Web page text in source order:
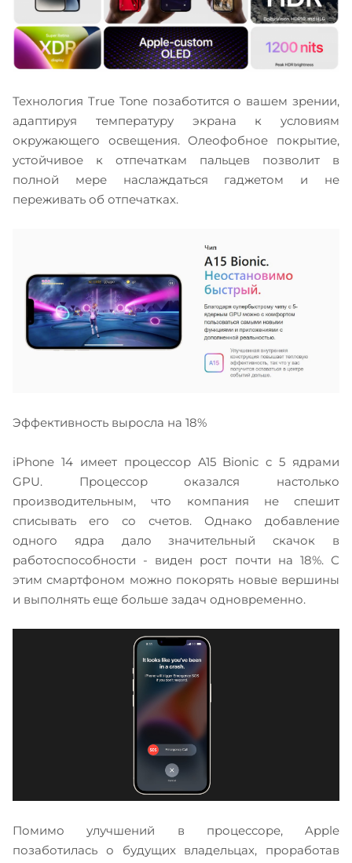
Технология True Tone позаботится о вашем зрении,
адаптируя температуру экрана к условиям
окружающего освещения. Олеофобное покрытие,
устойчивое к отпечаткам пальцев позволит в
полной мере наслаждаться гаджетом и не
переживать об отпечатках.
Эффективность выросла на 18%
iPhone 14 имеет процессор A15 Bionic c 5 ядрами
GPU. Процессор оказался настолько
производительным, что компания не спешит
списывать его со счетов. Однако добавление
одного ядра дало значительный скачок в
работоспособности - виден рост почти на 18%. С
этим смартфоном можно покорять новые вершины
и выполнять еще больше задач одновременно.
Помимо улучшений в процессоре, Apple
позаботилась о будущих владельцах, проработав